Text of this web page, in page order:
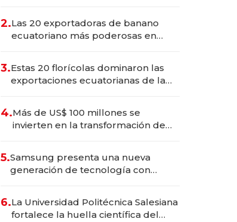
2.Las 20 exportadoras de banano
ecuatoriano más poderosas en
3.Estas 20 florícolas dominaron las
exportaciones ecuatorianas de la
4.Más de US$ 100 millones se
invierten en la transformación de
5.Samsung presenta una nueva
generación de tecnología con
6.La Universidad Politécnica Salesiana
fortalece la huella científica del